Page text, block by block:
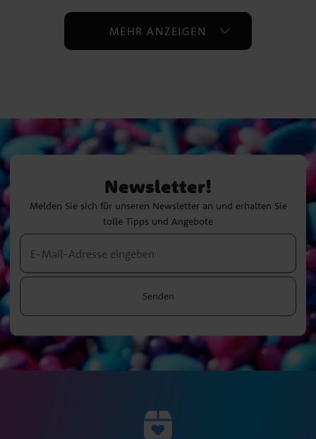
MEHR ANZEIGEN
Newsletter!
Melden Sie sich für unseren Newsletter an und erhalten Sie
tolle Tipps und Angebote
Senden